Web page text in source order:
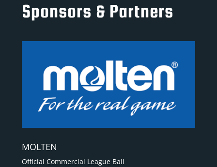
Sponsors & Partners
MOLTEN
Official Commercial League Ball